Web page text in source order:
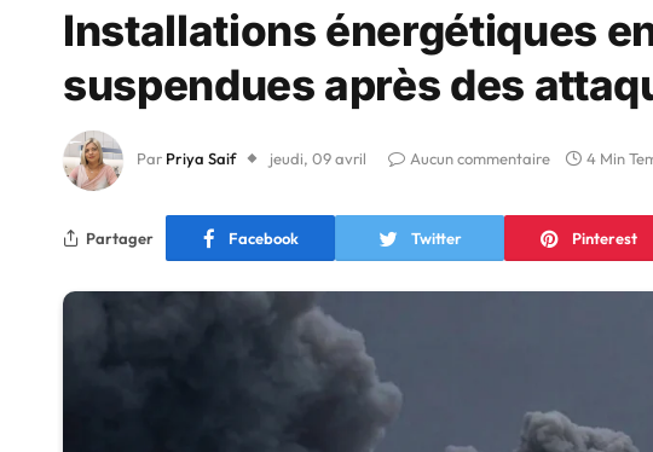
Installations énergétiques
suspendues après des
Par Priya Saif jeudi, 09 avril Aucun commentaire 4 Min
Partager Facebook Twitter Pinterest